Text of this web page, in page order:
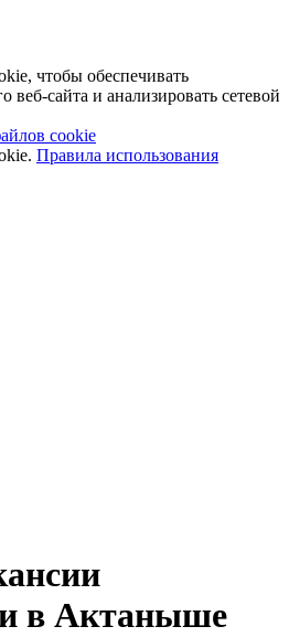
чтобы обеспечивать
веб-сайта и анализировать сетевой
cookie
Правила использования
в Актаныше